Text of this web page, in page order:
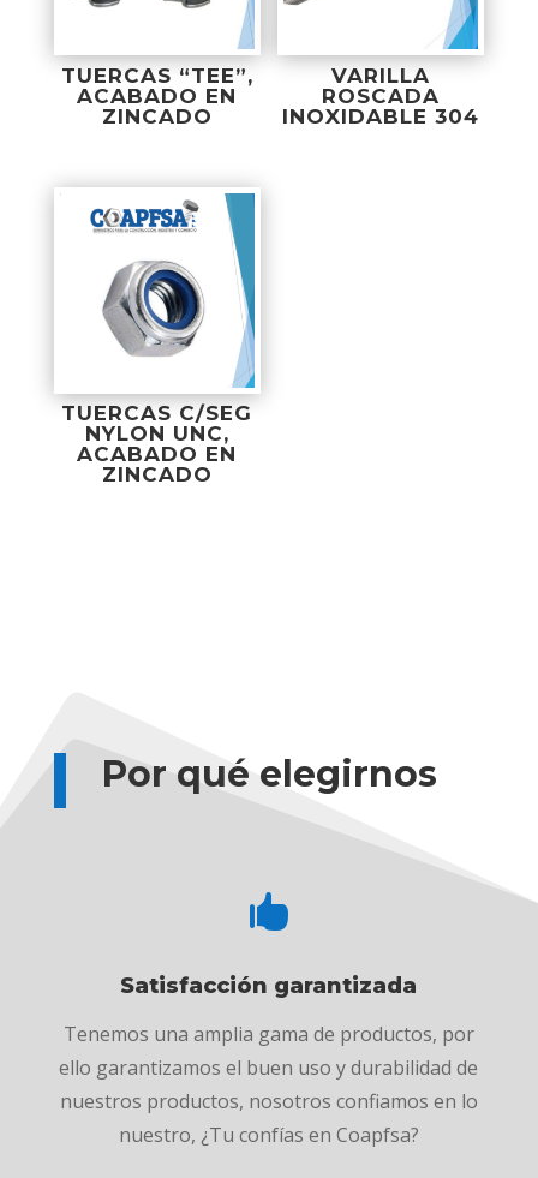
TUERCAS “TEE”,
ACABADO EN
ZINCADO
VARILLA
ROSCADA
INOXIDABLE 304
TUERCAS C/SEG
NYLON UNC,
ACABADO EN
ZINCADO
Por qué elegirnos

Satisfacción garantizada
Tenemos una amplia gama de productos, por
ello garantizamos el buen uso y durabilidad de
nuestros productos, nosotros confiamos en lo
nuestro, ¿Tu confías en Coapfsa?